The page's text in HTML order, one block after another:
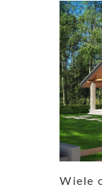
Wiele